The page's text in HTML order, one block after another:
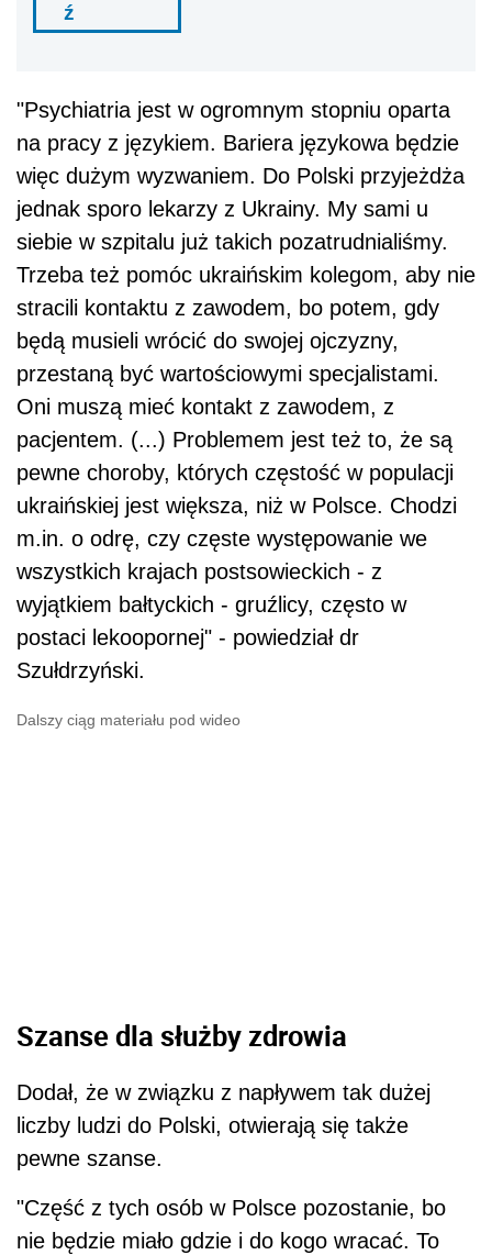
ź
"Psychiatria jest w ogromnym stopniu oparta
na pracy z językiem. Bariera językowa będzie
więc dużym wyzwaniem. Do Polski przyjeżdża
jednak sporo lekarzy z Ukrainy. My sami u
siebie w szpitalu już takich pozatrudnialiśmy.
Trzeba też pomóc ukraińskim kolegom, aby nie
stracili kontaktu z zawodem, bo potem, gdy
będą musieli wrócić do swojej ojczyzny,
przestaną być wartościowymi specjalistami.
Oni muszą mieć kontakt z zawodem, z
pacjentem. (...) Problemem jest też to, że są
pewne choroby, których częstość w populacji
ukraińskiej jest większa, niż w Polsce. Chodzi
m.in. o odrę, czy częste występowanie we
wszystkich krajach postsowieckich - z
wyjątkiem bałtyckich - gruźlicy, często w
postaci lekoopornej" - powiedział dr
Szułdrzyński.
Dalszy ciąg materiału pod wideo
Szanse dla służby zdrowia
Dodał, że w związku z napływem tak dużej
liczby ludzi do Polski, otwierają się także
pewne szanse.
"Część z tych osób w Polsce pozostanie, bo
nie będzie miało gdzie i do kogo wracać. To